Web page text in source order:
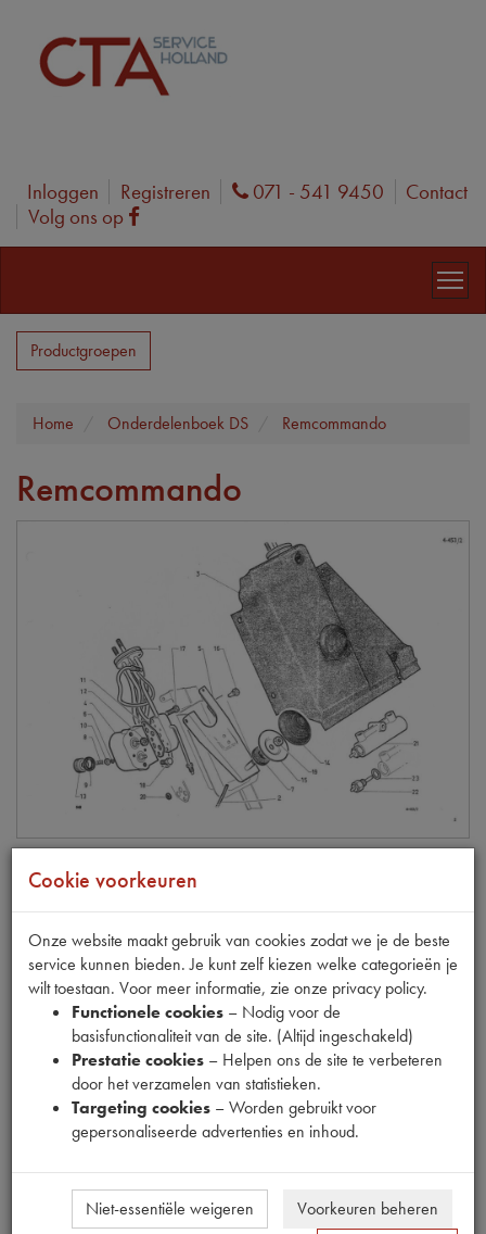
Inloggen Registreren Phone
071 - 541 9450
Contact
Volg ons op
Facebook
Productgroepen
Home Onderdelenboek DS Remcommando
Remcommando
REVISIE SET REMCOMMANDO
Model DS
Productnummer1200179
OE Citroën
4215
Codes4215 | H139A
Maten
[PW 1]
€ 32,59 (€ 26,93 excl. btw)
Info
Cookie voorkeuren
Onze website maakt gebruik van cookies zodat we je de beste
service kunnen bieden. Je kunt zelf kiezen welke categorieën je
wilt toestaan. Voor meer informatie, zie onze privacy policy.
Functionele cookies – Nodig voor de
basisfunctionaliteit van de site. (Altijd ingeschakeld)
Prestatie cookies – Helpen ons de site te verbeteren
door het verzamelen van statistieken.
Targeting cookies – Worden gebruikt voor
gepersonaliseerde advertenties en inhoud.
Niet-essentiële weigeren
Voorkeuren beheren